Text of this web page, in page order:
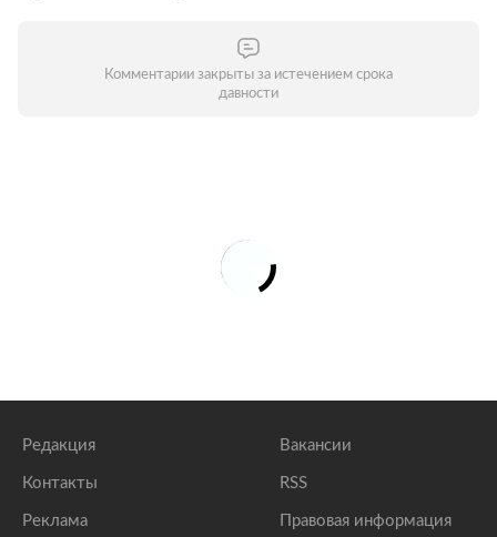
Комментарии закрыты за истечением срока
давности
Редакция
Контакты
Реклама
Вакансии
RSS
Правовая информация